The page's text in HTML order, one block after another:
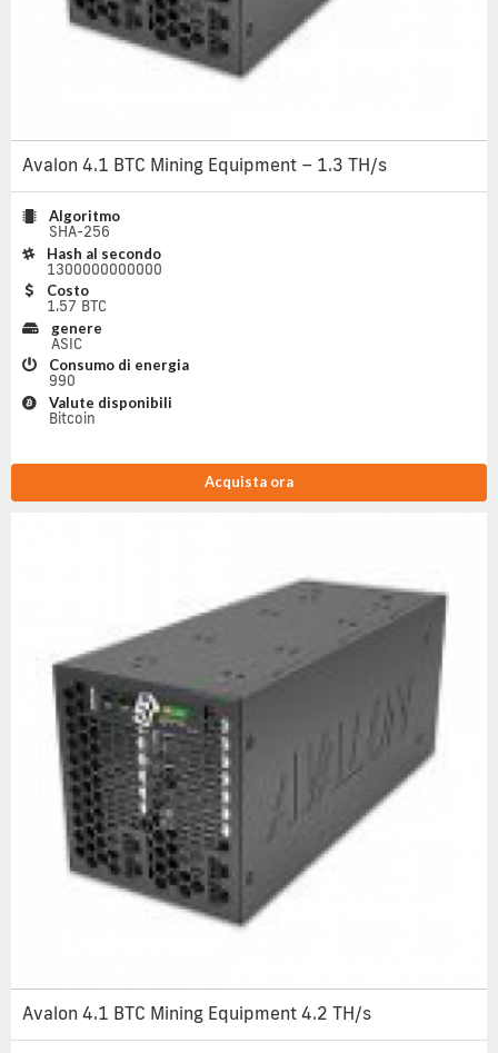
Avalon 4.1 BTC Mining Equipment – 1.3 TH/s
Algoritmo
SHA-256
Hash al secondo
1300000000000
Costo
1.57 BTC
genere
ASIC
Consumo di energia
990
Valute disponibili
Bitcoin
Acquista ora
Avalon 4.1 BTC Mining Equipment 4.2 TH/s